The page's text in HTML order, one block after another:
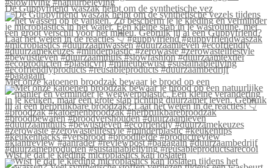
De Guppyfriend waszak helpt om de synthetische vez
Met onze katoenen broodzak bewaar je brood op een
Wist je dat je kleding microplastics kan loslaten